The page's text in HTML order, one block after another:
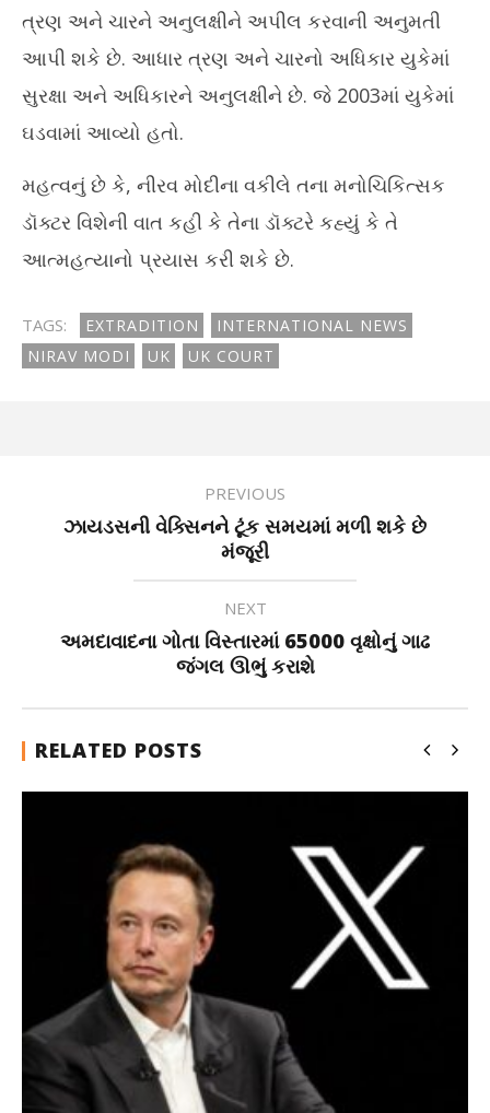
ત્રણ અને ચારને અનુલક્ષીને અપીલ કરવાની અનુમતી
આપી શકે છે. આધાર ત્રણ અને ચારનો અધિકાર યુકેમાં
સુરક્ષા અને અધિકારને અનુલક્ષીને છે. જે 2003માં યુકેમાં
ઘડવામાં આવ્યો હતો.
મહત્વનું છે કે, નીરવ મોદીના વકીલે તના મનોચિકિત્સક
ડૉક્ટર વિશેની વાત કહી કે તેના ડૉક્ટરે કહ્યું કે તે
આત્મહત્યાનો પ્રયાસ કરી શકે છે.
TAGS: EXTRADITION
INTERNATIONAL NEWS
NIRAV MODI
UK UK COURT
PREVIOUS
ઝાયડસની વેક્સિનને ટૂંક સમયમાં મળી શકે છે
મંજૂરી
NEXT
અમદાવાદના ગોતા વિસ્તારમાં 65000 વૃક્ષોનું ગાઢ
જંગલ ઊભું કરાશે
RELATED POSTS